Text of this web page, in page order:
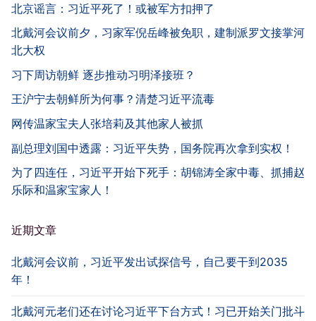
北京谣言：习近平死了！或被军方扣押了
北戴河会议前夕，习家军倪岳峰被免职，建制派罗文接掌河
北大权
习下周访朝鲜 逐步推动习明泽接班？
王沪宁去朝鲜所为何事？清楚习近平流毒
网传温家宝夫人张培莉及其他家人被抓
副总理刘国中透露：习近平失势，国务院再次拿到实权！
为了四连任，习近平开始下死手：胡锦涛全家中毒、抓捕赵
乐际和温家宝家人！
近期文章
北戴河会议前，习近平发出试探信号，自己要干到2035
年！
北戴河元老们还在讨论习近平下台方式！习已开始关门批斗